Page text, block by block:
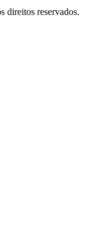
direitos reservados.